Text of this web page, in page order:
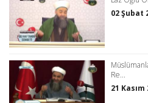
02 Şubat
Re...
21 Kasım